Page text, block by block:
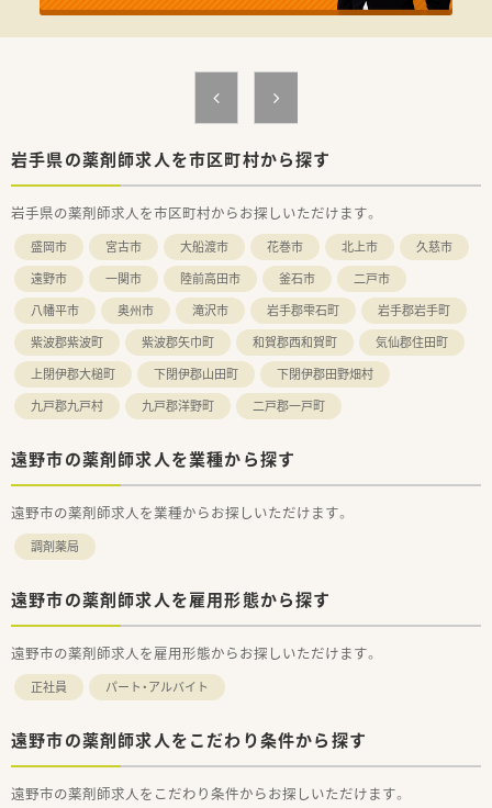
く、やりがいのある職場です。
■ご高齢の方のご利用も多く、会話を大事にしながら業務出来る
岩手県の薬剤師求人を市区町村から探す
岩手県の薬剤師求人を市区町村からお探しいただけます。
盛岡市 宮古市 大船渡市 花巻市 北上市
久慈市
遠野市
一関市 陸前高田市 釜石市
二戸市
八幡平市
奥州市 滝沢市 岩手郡雫石町
岩手郡岩手町
紫波郡紫波町
紫波郡矢巾町 和賀郡西和賀町
気仙郡住田町
上閉伊郡大槌町
下閉伊郡山田町
下閉伊郡田野畑村
九戸郡九戸村
九戸郡洋野町 二戸郡一戸町
遠野市の薬剤師求人を業種から探す
遠野市の薬剤師求人を業種からお探しいただけます。
調剤薬局
遠野市の薬剤師求人を雇用形態から探す
遠野市の薬剤師求人を雇用形態からお探しいただけます。
正社員 パート・アルバイト
遠野市の薬剤師求人をこだわり条件から探す
遠野市の薬剤師求人をこだわり条件からお探しいただけます。